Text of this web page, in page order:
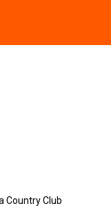
Country Club